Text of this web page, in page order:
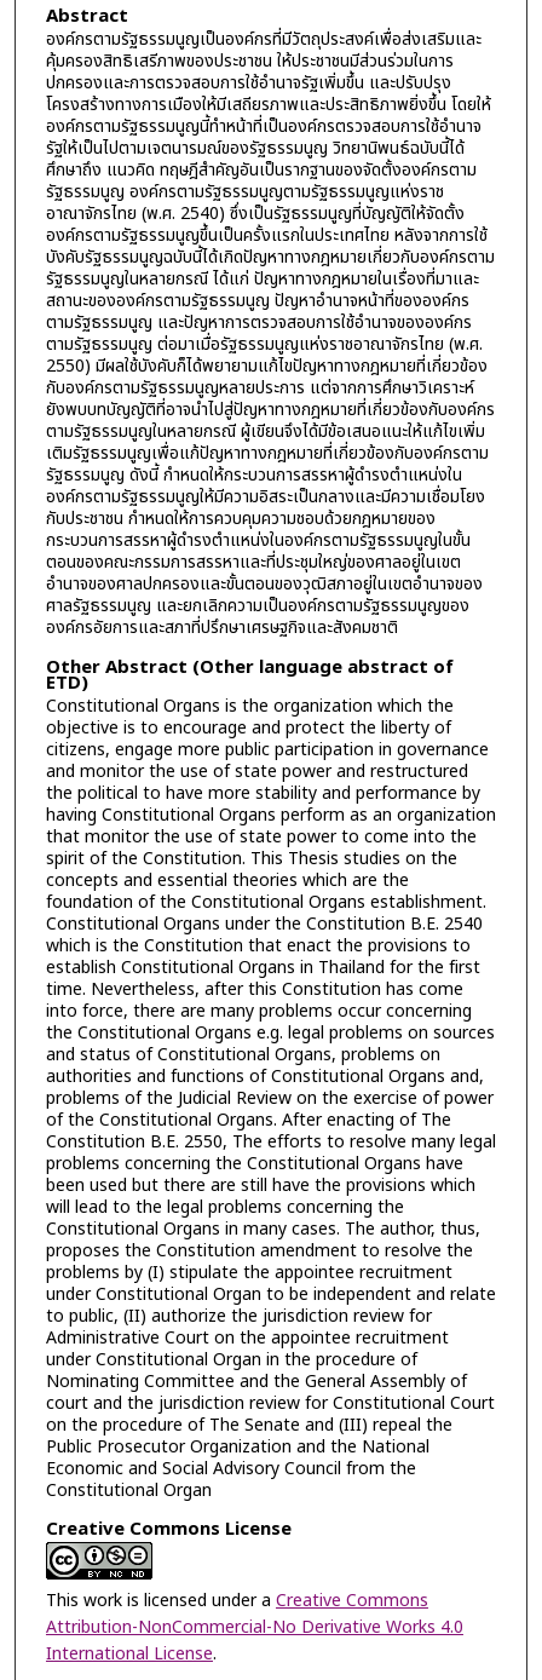
Abstract
องค์กรตามรัฐธรรมนูญเป็นองค์กรที่มีวัตถุประสงค์เพื่อส่งเสริมและ
คุ้มครองสิทธิเสรีภาพของประชาชน ให้ประชาชนมีส่วนร่วมในการ
ปกครองและการตรวจสอบการใช้อำนาจรัฐเพิ่มขึ้น และปรับปรุง
โครงสร้างทางการเมืองให้มีเสถียรภาพและประสิทธิภาพยิ่งขึ้น โดยให้
องค์กรตามรัฐธรรมนูญนี้ทำหน้าที่เป็นองค์กรตรวจสอบการใช้อำนาจ
รัฐให้เป็นไปตามเจตนารมณ์ของรัฐธรรมนูญ วิทยานิพนธ์ฉบับนี้ได้
ศึกษาถึง แนวคิด ทฤษฎีสำคัญอันเป็นรากฐานของจัดตั้งองค์กรตาม
รัฐธรรมนูญ องค์กรตามรัฐธรรมนูญตามรัฐธรรมนูญแห่งราช
อาณาจักรไทย (พ.ศ. 2540) ซึ่งเป็นรัฐธรรมนูญที่บัญญัติให้จัดตั้ง
องค์กรตามรัฐธรรมนูญขึ้นเป็นครั้งแรกในประเทศไทย หลังจากการใช้
บังคับรัฐธรรมนูญฉบับนี้ได้เกิดปัญหาทางกฎหมายเกี่ยวกับองค์กรตาม
รัฐธรรมนูญในหลายกรณี ได้แก่ ปัญหาทางกฎหมายในเรื่องที่มาและ
สถานะขององค์กรตามรัฐธรรมนูญ ปัญหาอำนาจหน้าที่ขององค์กร
ตามรัฐธรรมนูญ และปัญหาการตรวจสอบการใช้อำนาจขององค์กร
ตามรัฐธรรมนูญ ต่อมาเมื่อรัฐธรรมนูญแห่งราชอาณาจักรไทย (พ.ศ.
2550) มีผลใช้บังคับก็ได้พยายามแก้ไขปัญหาทางกฎหมายที่เกี่ยวข้อง
กับองค์กรตามรัฐธรรมนูญหลายประการ แต่จากการศึกษาวิเคราะห์
ยังพบบทบัญญัติที่อาจนำไปสู่ปัญหาทางกฎหมายที่เกี่ยวข้องกับองค์กร
ตามรัฐธรรมนูญในหลายกรณี ผู้เขียนจึงได้มีข้อเสนอแนะให้แก้ไขเพิ่ม
เติมรัฐธรรมนูญเพื่อแก้ปัญหาทางกฎหมายที่เกี่ยวข้องกับองค์กรตาม
รัฐธรรมนูญ ดังนี้ กำหนดให้กระบวนการสรรหาผู้ดำรงตำแหน่งใน
องค์กรตามรัฐธรรมนูญให้มีความอิสระเป็นกลางและมีความเชื่อมโยง
กับประชาชน กำหนดให้การควบคุมความชอบด้วยกฎหมายของ
กระบวนการสรรหาผู้ดำรงตำแหน่งในองค์กรตามรัฐธรรมนูญในขั้น
ตอนของคณะกรรมการสรรหาและที่ประชุมใหญ่ของศาลอยู่ในเขต
อำนาจของศาลปกครองและขั้นตอนของวุฒิสภาอยู่ในเขตอำนาจของ
ศาลรัฐธรรมนูญ และยกเลิกความเป็นองค์กรตามรัฐธรรมนูญของ
องค์กรอัยการและสภาที่ปรึกษาเศรษฐกิจและสังคมชาติ
Other Abstract (Other language abstract of
ETD)
Constitutional Organs is the organization which the
objective is to encourage and protect the liberty of
citizens, engage more public participation in governance
and monitor the use of state power and restructured
the political to have more stability and performance by
having Constitutional Organs perform as an organization
that monitor the use of state power to come into the
spirit of the Constitution. This Thesis studies on the
concepts and essential theories which are the
foundation of the Constitutional Organs establishment.
Constitutional Organs under the Constitution B.E. 2540
which is the Constitution that enact the provisions to
establish Constitutional Organs in Thailand for the first
time. Nevertheless, after this Constitution has come
into force, there are many problems occur concerning
the Constitutional Organs e.g. legal problems on sources
and status of Constitutional Organs, problems on
authorities and functions of Constitutional Organs and,
problems of the Judicial Review on the exercise of power
of the Constitutional Organs. After enacting of The
Constitution B.E. 2550, The efforts to resolve many legal
problems concerning the Constitutional Organs have
been used but there are still have the provisions which
will lead to the legal problems concerning the
Constitutional Organs in many cases. The author, thus,
proposes the Constitution amendment to resolve the
problems by (I) stipulate the appointee recruitment
under Constitutional Organ to be independent and relate
to public, (II) authorize the jurisdiction review for
Administrative Court on the appointee recruitment
under Constitutional Organ in the procedure of
Nominating Committee and the General Assembly of
court and the jurisdiction review for Constitutional Court
on the procedure of The Senate and (III) repeal the
Public Prosecutor Organization and the National
Economic and Social Advisory Council from the
Constitutional Organ
Creative Commons License
This work is licensed under a Creative Commons
Attribution-NonCommercial-No Derivative Works 4.0
International License.